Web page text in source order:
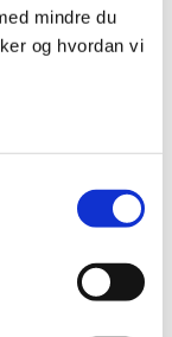
mindre du
og hvordan vi